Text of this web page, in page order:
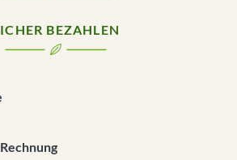
BEZAHLEN